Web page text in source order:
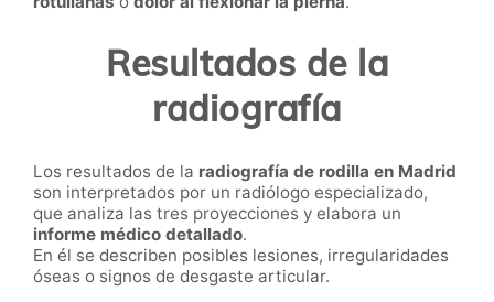
Resultados de la
radiografía
Los resultados de la radiografía de rodilla en Madrid
son interpretados por un radiólogo especializado,
que analiza las tres proyecciones y elabora un
informe médico detallado.
En él se describen posibles lesiones, irregularidades
óseas o signos de desgaste articular.